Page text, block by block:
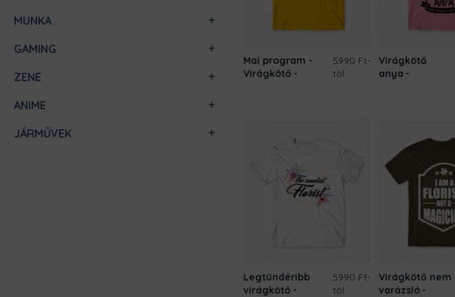
MUNKA
GAMING
ZENE
ANIME
JÁRMŰVEK
Mai program -
Virágkötő
5990 Ft-
tól
Virágkötő
anya
Legtündéribb
virágkötő
5990 Ft-
tól
Virágkötő nem
varázsló